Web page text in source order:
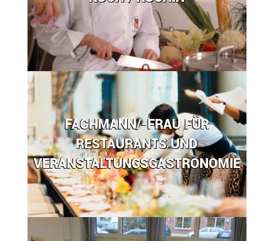
FACHMANN/-FRAU FÜR
RESTAURANTS UND
VERANSTALTUNGSGASTRONOMIE